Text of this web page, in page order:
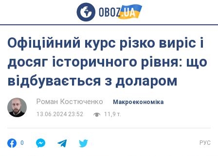
Офіційний курс різко виріс і
досяг історичного рівня: що
відбувається з доларом
Роман Костюченко
Mакроекономіка
13.06.2024 23:52
11,9 т.
0 РУС